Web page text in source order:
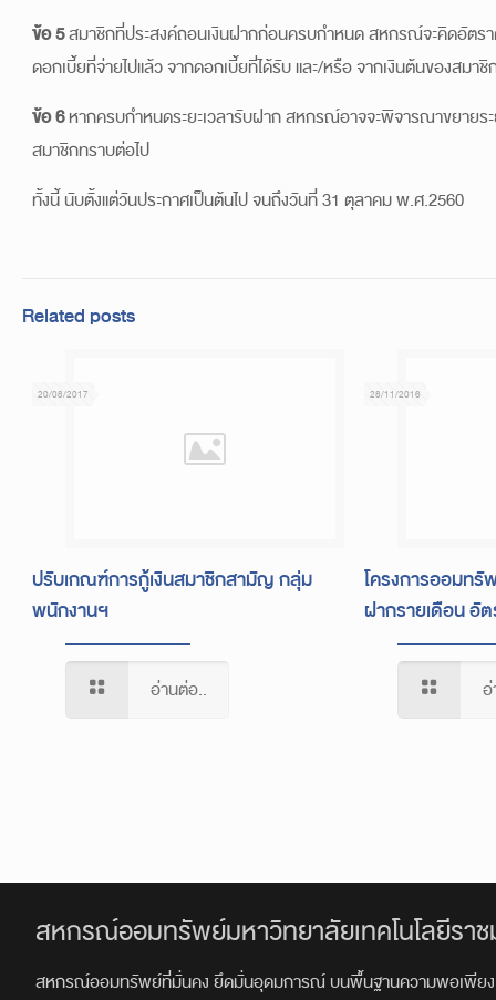
ข้อ 5สมาชิกที่ประสงค์ถอนเงินฝากก่อนครบกำหนด สหกรณ์จะคิดอัตร
ดอกเบี้ยที่จ่ายไปแล้ว จากดอกเบี้ยที่ได้รับ และ/หรือ จากเงินต้นของสม
ข้อ 6หากครบกำหนดระยะเวลารับฝาก สหกรณ์อาจจะพิจารณาขยายระ
สมาชิกทราบต่อไป
ทั้งนี้ นับตั้งแต่วันประกาศเป็นต้นไป จนถึงวันที่ 31 ตุลาคม พ.ศ.2560
Related posts
20/08/2017
ปรับเกณฑ์การกู้เงินสมาชิกสามัญ กลุ่ม
พนักงานฯ
อ่านต่อ..
28/11/2016
โครงการออมทรั
ฝากรายเดือน อั
สหกรณ์ออมทรัพย์มหาวิทยาลัยเทคโนโลยีรา
สหกรณ์ออมทรัพย์ที่มั่นคง ยึดมั่นอุดมการณ์ บนพื้นฐานความพอเพียง